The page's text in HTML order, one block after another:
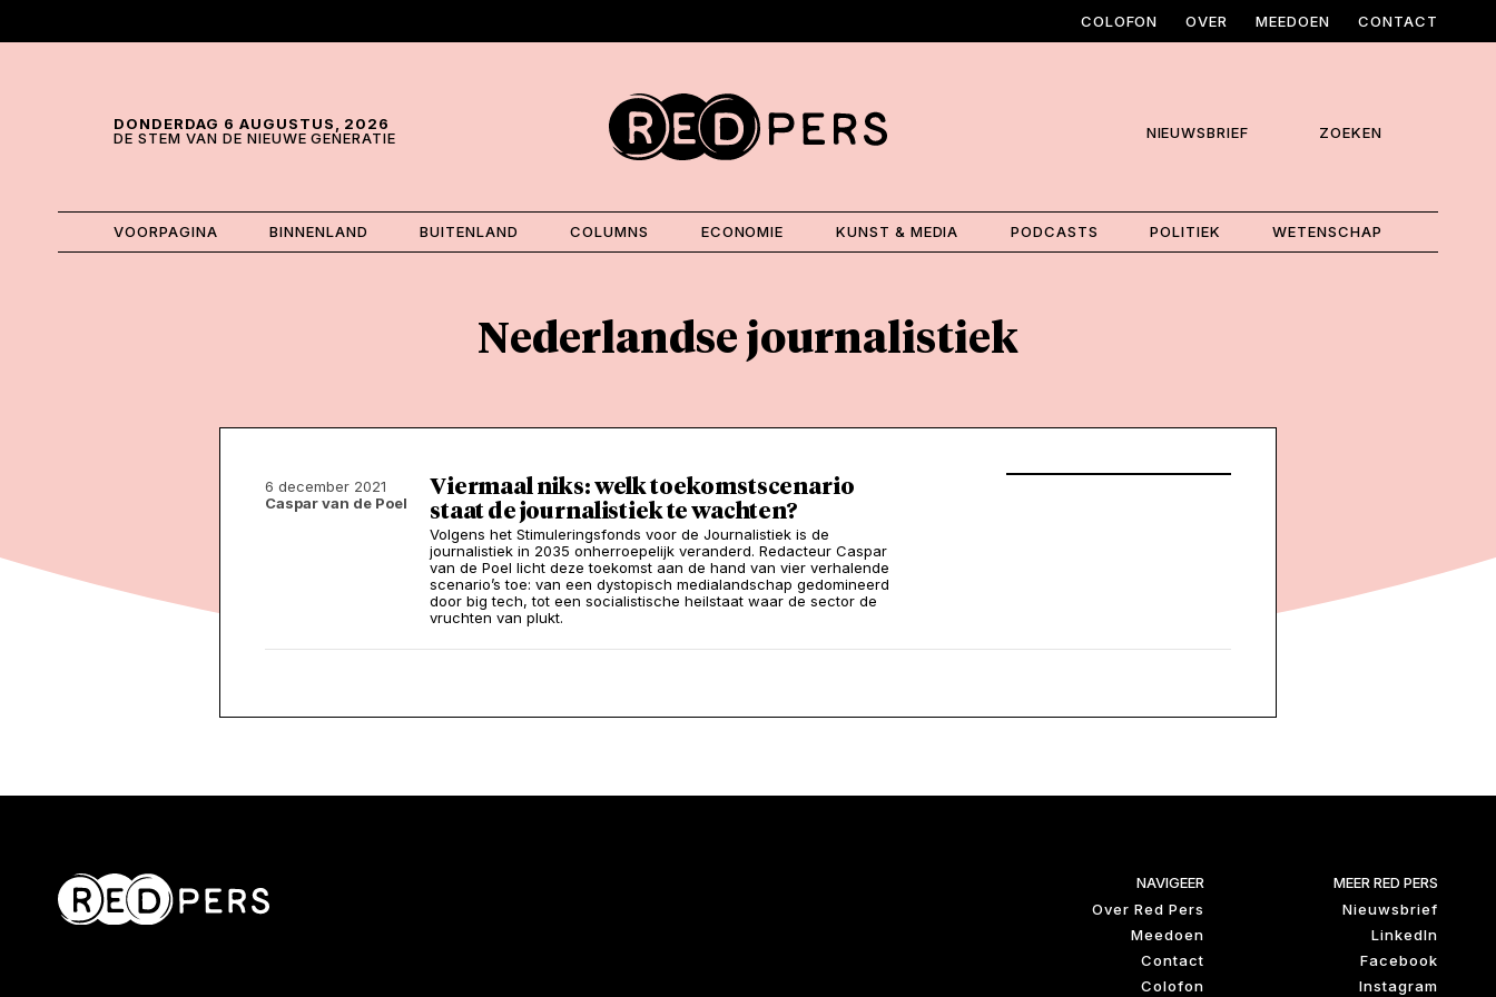
COLOFON OVER MEEDOEN CONTACT
DONDERDAG 6 AUGUSTUS, 2026
DE STEM VAN DE NIEUWE GENERATIE
NIEUWSBRIEF ZOEKEN
VOORPAGINA BINNENLAND BUITENLAND COLUMNS ECONOMIE KUNST & MEDIA PODCASTS POLITIEK WETENSCHAP
Nederlandse journalistiek
6 december 2021
Caspar van de Poel
Viermaal niks: welk toekomstscenario
staat de journalistiek te wachten?
Volgens het Stimuleringsfonds voor de Journalistiek is de
journalistiek in 2035 onherroepelijk veranderd. Redacteur Caspar
van de Poel licht deze toekomst aan de hand van vier verhalende
scenario’s toe: van een dystopisch medialandschap gedomineerd
door big tech, tot een socialistische heilstaat waar de sector de
vruchten van plukt.
NAVIGEER
Over Red Pers
Meedoen
Contact
Colofon
MEER RED PERS
Nieuwsbrief
LinkedIn
Facebook
Instagram